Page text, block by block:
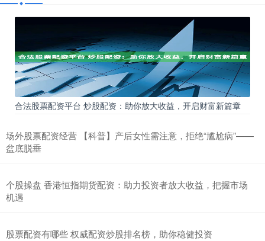
合法股票配资平台 炒股配资：助你放大收益，开启财富新篇章
场外股票配资经营 【科普】产后女性需注意，拒绝“尴尬病”——
盆底脱垂
个股操盘 香港恒指期货配资：助力投资者放大收益，把握市场
机遇
股票配资有哪些 权威配资炒股排名榜，助你稳健投资